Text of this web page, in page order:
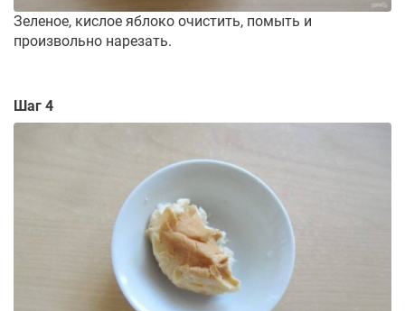
Зеленое, кислое яблоко очистить, помыть и
произвольно нарезать.
Шаг 4